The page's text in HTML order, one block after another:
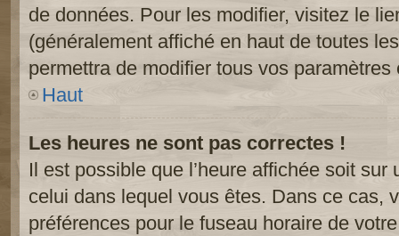
de données. Pour les modifier, visitez le
(généralement affiché en haut de toutes
permettra de modifier tous vos paramètres
Haut
Les heures ne sont pas correctes !
Il est possible que l’heure affichée soit
celui dans lequel vous êtes. Dans ce cas,
préférences pour le fuseau horaire de